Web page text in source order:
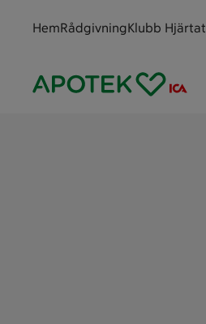
HemRådgivningKlubb Hjärtat